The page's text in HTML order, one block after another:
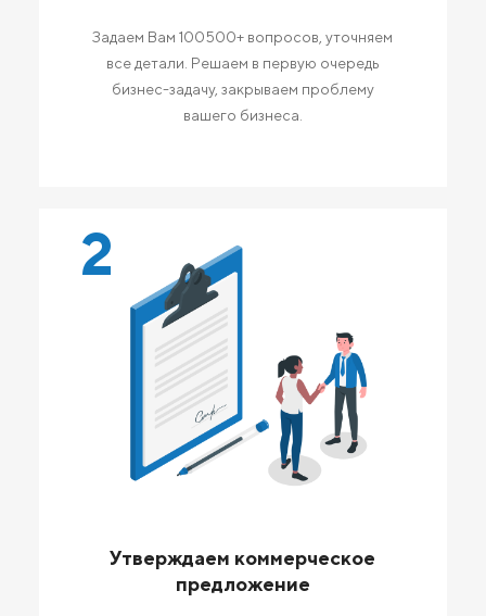
Задаем Вам 100500+ вопросов, уточняем
все детали. Решаем в первую очередь
бизнес-задачу, закрываем проблему
вашего бизнеса.
2
Утверждаем коммерческое
предложение